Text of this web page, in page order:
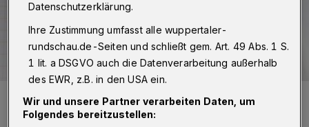
Foto: Rundschau
Datenschutzerklärung.
Ihre Zustimmung umfasst alle wuppertaler-
rundschau.de-Seiten und schließt gem. Art. 49 Abs. 1 S.
1 lit. a DSGVO auch die Datenverarbeitung außerhalb
des EWR, z.B. in den USA ein.
Wir und unsere Partner verarbeiten Daten, um
Folgendes bereitzustellen: